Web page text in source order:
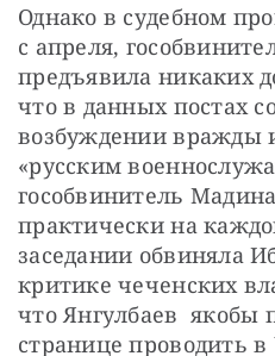
Однако в судебном
с апреля,
предъявила никаких
что в данных постах
возбуждении вражды
«русским
гособвинитель
практически на
заседании обвиняла
критике чеченских
что Янгулбаев  якобы
странице проводить